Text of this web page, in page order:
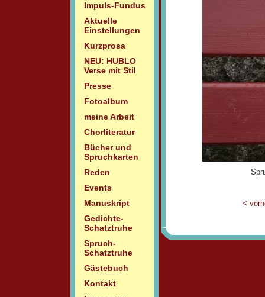
Impuls-Fundus
Aktuelle
Einstellungen
Kurzprosa
NEU: HUBLO
Verse mit Stil
Presse
Fotoalbum
meine Arbeit
Chorliteratur
Bücher und
Spruchkarten
Reden
Events
Manuskript
Gedichte-
Schatztruhe
Spruch-
Schatztruhe
Gästebuch
Kontakt
<